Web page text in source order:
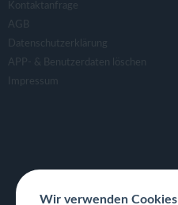
Kontaktanfrage
AGB
Datenschutzerklärung
APP- & Benutzerdaten löschen
Impressum
Wir verwenden Cookies